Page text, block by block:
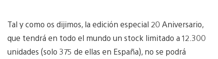
Tal y como os dijimos, la edición especial 20 Aniversario,
que tendrá en todo el mundo un stock limitado a 12.300
unidades (solo 375 de ellas en España), no se podrá